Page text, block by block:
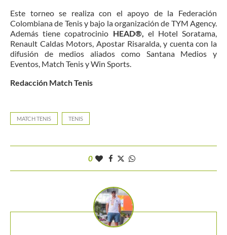
Este torneo se realiza con el apoyo de la Federación
Colombiana de Tenis y bajo la organización de TYM Agency.
Además tiene copatrocinio HEAD®, el Hotel Soratama,
Renault Caldas Motors, Apostar Risaralda, y cuenta con la
difusión de medios aliados como Santana Medios y
Eventos, Match Tenis y Win Sports.
Redacción Match Tenis
MATCH TENIS TENIS
0